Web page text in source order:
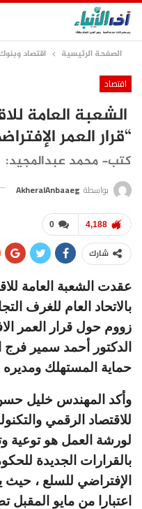
الصفحة الرئيسية اقتصاد
اقتصاد
الشعبة العامة
“قرار العمر
كتب- محمد عبدالمجيد:
بواسطة AkheralAnbaaeg
0 4,188
شارك
عقدت الشعبة العامة
بالاتحاد العام للغرف
زووم حول قرار العمر
الدكتور أحمد سمير فرج
حماية المستهلك ومديره
وأكد المهندس خليل
للاقتصاد الرقمي
لورشة العمل هو توعية
بالقرارات الجديدة
الإفتراضي للسلع ، حيث